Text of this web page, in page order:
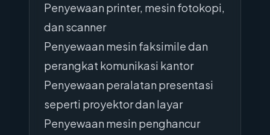
Penyewaan printer, mesin fotokopi,
dan scanner
Penyewaan mesin faksimile dan
perangkat komunikasi kantor
Penyewaan peralatan presentasi
seperti proyektor dan layar
Penyewaan mesin penghancur